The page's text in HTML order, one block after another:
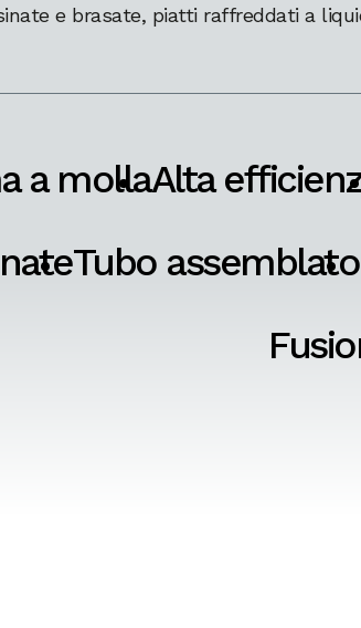
e brasate, piatti raffreddati a
a mollaAlta
Tubo assemblato